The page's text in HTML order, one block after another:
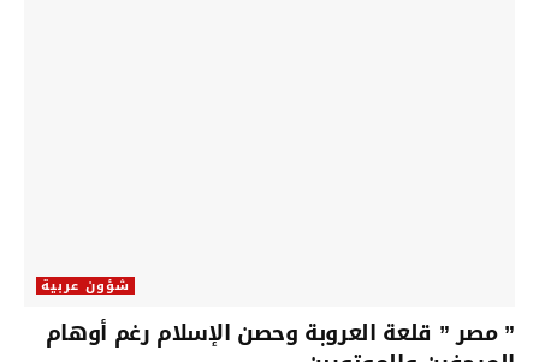
شؤون عربية
” مصر ” قلعة العروبة وحصن الإسلام رغم أوهام